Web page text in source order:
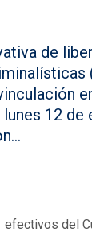
de
12
del